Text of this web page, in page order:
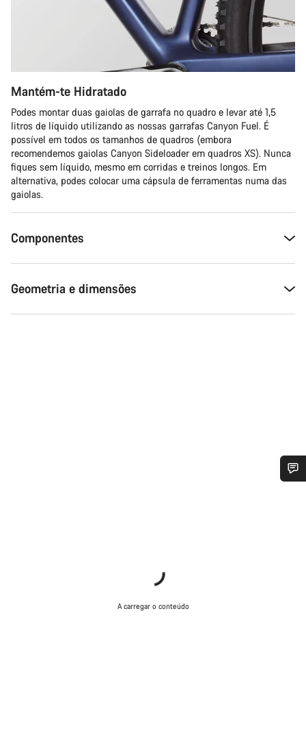
Mantém-te Hidratado
Podes montar duas gaiolas de garrafa no quadro e levar até 1,5
litros de líquido utilizando as nossas garrafas Canyon Fuel. É
possível em todos os tamanhos de quadros (embora
recomendemos gaiolas Canyon Sideloader em quadros XS). Nunca
fiques sem líquido, mesmo em corridas e treinos longos. Em
alternativa, podes colocar uma cápsula de ferramentas numa das
gaiolas.
Componentes
Geometria e dimensões
A carregar o conteúdo
Iniciar Chat